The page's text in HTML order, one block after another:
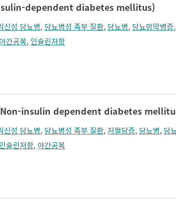
얼굴에 땀이 남
거림 얼굴형태의 이상
짐 턱끝이 커보임
혼돈
dependent diabetes mellitus)
신성 당뇨병, 당뇨병성 족부 질환, 당뇨병, 당뇨망막병증
야간공복, 인슐린저항
)(Non-insulin dependent diabetes
신성 당뇨병, 당뇨병성 족부 질환, 저혈당증, 당뇨병, 당
인슐린저항, 야간공복